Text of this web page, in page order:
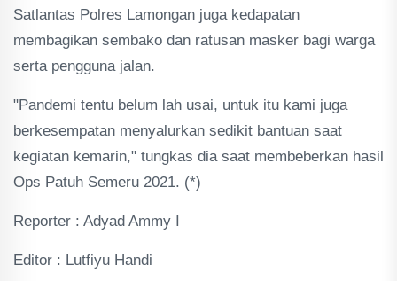
Satlantas Polres Lamongan juga kedapatan
membagikan sembako dan ratusan masker bagi warga
serta pengguna jalan.
"Pandemi tentu belum lah usai, untuk itu kami juga
berkesempatan menyalurkan sedikit bantuan saat
kegiatan kemarin," tungkas dia saat membeberkan hasil
Ops Patuh Semeru 2021. (*)
Reporter : Adyad Ammy I
Editor : Lutfiyu Handi